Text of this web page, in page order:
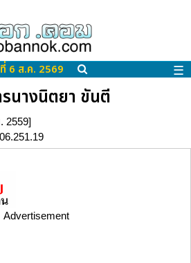
6 ส.ค. 2569 ☰
นางนิตยา ขันตี
2559]
Advertisement